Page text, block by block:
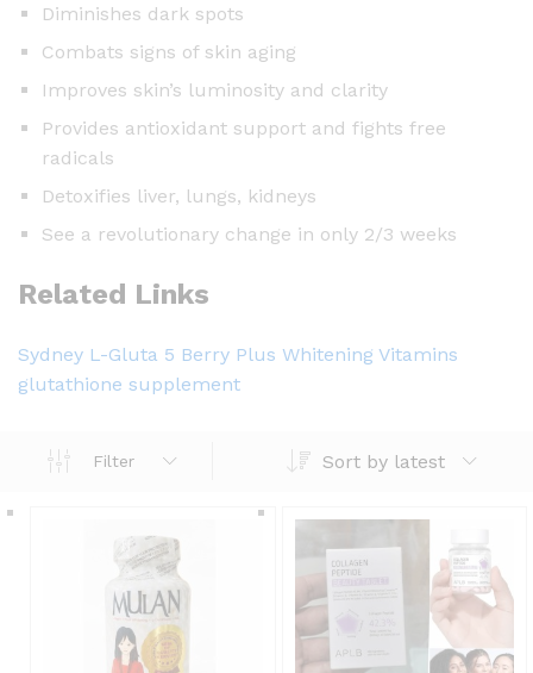
Diminishes dark spots
Combats signs of skin aging
Improves skin’s luminosity and clarity
Provides antioxidant support and fights free
radicals
Detoxifies liver, lungs, kidneys
See a revolutionary change in only 2/3 weeks
Related Links
Sydney L-Gluta 5 Berry Plus Whitening Vitamins
glutathione supplement
Filter Sort by latest